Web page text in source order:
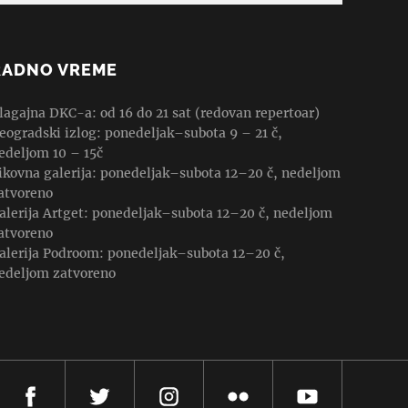
VREME
DKC-a: od 16 do 21 sat (redovan repertoar)
izlog: ponedeljak–subota 9 – 21 č,
10 – 15č
galerija: ponedeljak–subota 12–20 č, nedeljom
Artget: ponedeljak–subota 12–20 č, nedeljom
Podroom: ponedeljak–subota 12–20 č,
zatvoreno